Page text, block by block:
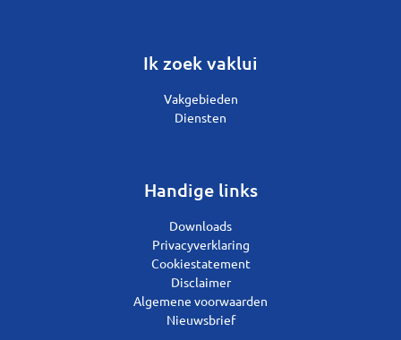
Ik zoek vaklui
Vakgebieden
Diensten
Handige links
Downloads
Privacyverklaring
Cookiestatement
Disclaimer
Algemene voorwaarden
Nieuwsbrief